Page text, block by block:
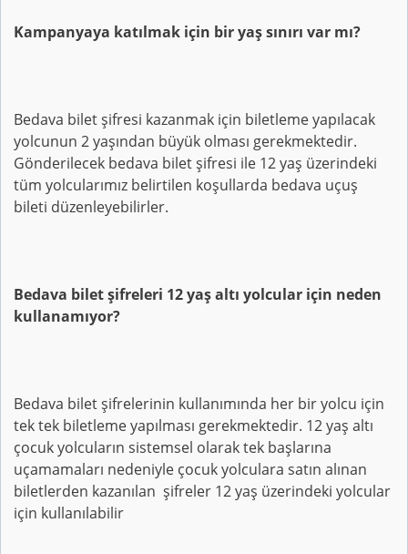
Kampanyaya katılmak için bir yaş sınırı var mı?
Bedava bilet şifresi kazanmak için biletleme yapılacak
yolcunun 2 yaşından büyük olması gerekmektedir.
Gönderilecek bedava bilet şifresi ile 12 yaş üzerindeki
tüm yolcularımız belirtilen koşullarda bedava uçuş
bileti düzenleyebilirler.
Bedava bilet şifreleri 12 yaş altı yolcular için neden
kullanamıyor?
Bedava bilet şifrelerinin kullanımında her bir yolcu için
tek tek biletleme yapılması gerekmektedir. 12 yaş altı
çocuk yolcuların sistemsel olarak tek başlarına
uçamamaları nedeniyle çocuk yolculara satın alınan
biletlerden kazanılan şifreler 12 yaş üzerindeki yolcular
için kullanılabilir